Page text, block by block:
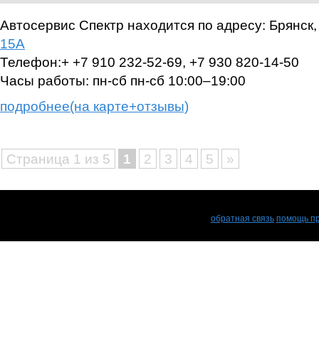
Автосервис Спектр находится по адресу:
15А
Телефон:+ +7 910 232‑52-69, +7 930 820‑14-50
Часы работы: пн-сб пн-сб 10:00–19:00
подробнее(на карте+отзывы)
Страница 1 из 5 1 2 3 4 5 »
обратная связь помощь